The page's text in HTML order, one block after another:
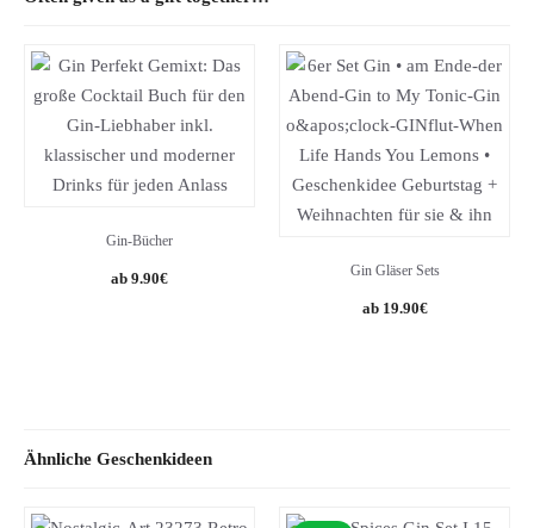
Gin-Bücher
9.90€ Gin Gläser Sets
19.90€
Ähnliche Geschenkideen